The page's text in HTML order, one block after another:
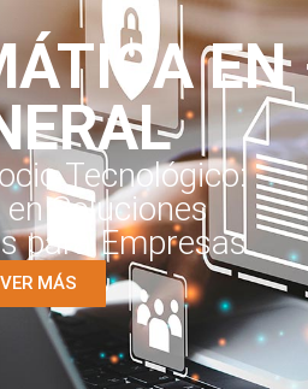
EN
Tecnológico:
Soluciones
para Empresas
VER MÁS